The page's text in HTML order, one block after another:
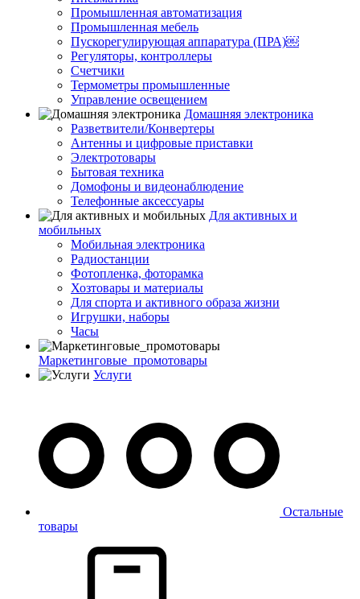
Промышленная автоматизация
Промышленная мебель
Пускорегулирующая аппаратура (ПРА)￼
Регуляторы, контроллеры
Счетчики
Термометры промышленные
Управление освещением
Домашняя электроника
Разветвители/Конвертеры
Антенны и цифровые приставки
Электротовары
Бытовая техника
Домофоны и видеонаблюдение
Телефонные аксессуары
Для активных и
мобильных
Мобильная электроника
Радиостанции
Фотопленка, фоторамка
Хозтовары и материалы
Для спорта и активного образа жизни
Игрушки, наборы
Часы
Маркетинговые_промотовары
Услуги
Остальные
товары